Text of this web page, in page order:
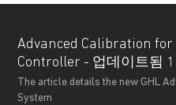
Advanced Calibration for
Controller - 업데이트됨
The article details the new GHL
System